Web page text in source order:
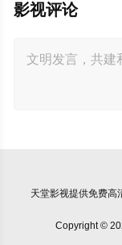
影视评论
天堂影视提供免费高
Copyright ©